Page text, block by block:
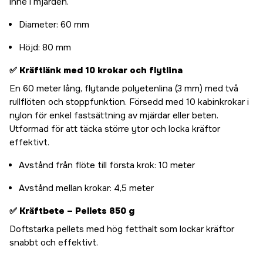
Diameter: 60 mm
Höjd: 80 mm
✅ Kräftlänk med 10 krokar och flytlina
En 60 meter lång, flytande polyetenlina (3 mm) med två
rullflöten och stoppfunktion. Försedd med 10 kabinkrokar i
nylon för enkel fastsättning av mjärdar eller beten.
Utformad för att täcka större ytor och locka kräftor
effektivt.
Avstånd från flöte till första krok: 10 meter
Avstånd mellan krokar: 4,5 meter
✅ Kräftbete – Pellets 850 g
Doftstarka pellets med hög fetthalt som lockar kräftor
snabbt och effektivt.